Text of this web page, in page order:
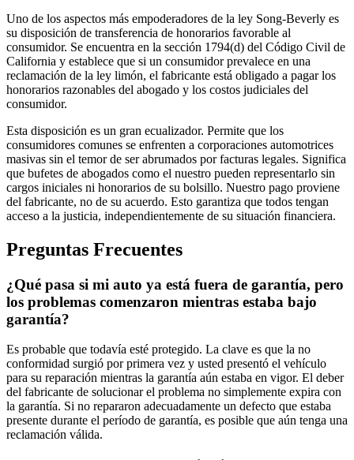
Uno de los aspectos más empoderadores de la ley Song-Beverly es
su disposición de transferencia de honorarios favorable al
consumidor. Se encuentra en la sección 1794(d) del Código Civil de
California y establece que si un consumidor prevalece en una
reclamación de la ley limón, el fabricante está obligado a pagar los
honorarios razonables del abogado y los costos judiciales del
consumidor.
Esta disposición es un gran ecualizador. Permite que los
consumidores comunes se enfrenten a corporaciones automotrices
masivas sin el temor de ser abrumados por facturas legales. Significa
que bufetes de abogados como el nuestro pueden representarlo sin
cargos iniciales ni honorarios de su bolsillo. Nuestro pago proviene
del fabricante, no de su acuerdo. Esto garantiza que todos tengan
acceso a la justicia, independientemente de su situación financiera.
Preguntas Frecuentes
¿Qué pasa si mi auto ya está fuera de garantía, pero
los problemas comenzaron mientras estaba bajo
garantía?
Es probable que todavía esté protegido. La clave es que la no
conformidad surgió por primera vez y usted presentó el vehículo
para su reparación mientras la garantía aún estaba en vigor. El deber
del fabricante de solucionar el problema no simplemente expira con
la garantía. Si no repararon adecuadamente un defecto que estaba
presente durante el período de garantía, es posible que aún tenga una
reclamación válida.